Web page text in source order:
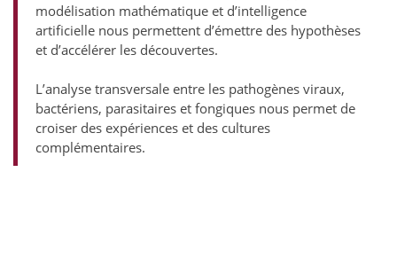
modélisation mathématique et d’intelligence
artificielle nous permettent d’émettre des hypothèses
et d’accélérer les découvertes.
L’analyse transversale entre les pathogènes viraux,
bactériens, parasitaires et fongiques nous permet de
croiser des expériences et des cultures
complémentaires.